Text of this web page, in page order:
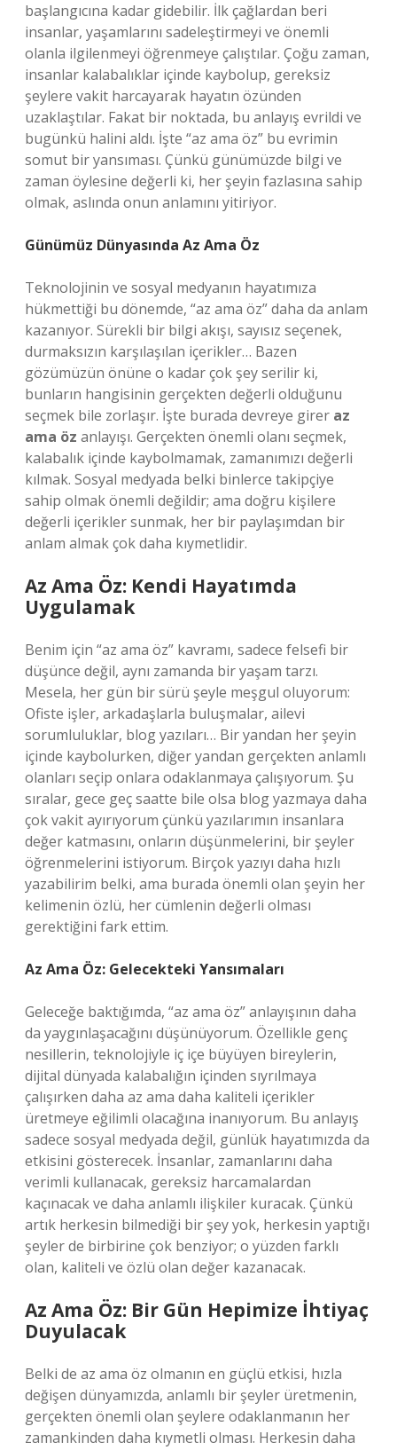
başlangıcına kadar gidebilir. İlk çağlardan beri
insanlar, yaşamlarını sadeleştirmeyi ve önemli
olanla ilgilenmeyi öğrenmeye çalıştılar. Çoğu zaman,
insanlar kalabalıklar içinde kaybolup, gereksiz
şeylere vakit harcayarak hayatın özünden
uzaklaştılar. Fakat bir noktada, bu anlayış evrildi ve
bugünkü halini aldı. İşte “az ama öz” bu evrimin
somut bir yansıması. Çünkü günümüzde bilgi ve
zaman öylesine değerli ki, her şeyin fazlasına sahip
olmak, aslında onun anlamını yitiriyor.
Günümüz Dünyasında Az Ama Öz
Teknolojinin ve sosyal medyanın hayatımıza
hükmettiği bu dönemde, “az ama öz” daha da anlam
kazanıyor. Sürekli bir bilgi akışı, sayısız seçenek,
durmaksızın karşılaşılan içerikler… Bazen
gözümüzün önüne o kadar çok şey serilir ki,
bunların hangisinin gerçekten değerli olduğunu
seçmek bile zorlaşır. İşte burada devreye girer az
ama öz anlayışı. Gerçekten önemli olanı seçmek,
kalabalık içinde kaybolmamak, zamanımızı değerli
kılmak. Sosyal medyada belki binlerce takipçiye
sahip olmak önemli değildir; ama doğru kişilere
değerli içerikler sunmak, her bir paylaşımdan bir
anlam almak çok daha kıymetlidir.
Az Ama Öz: Kendi Hayatımda
Uygulamak
Benim için “az ama öz” kavramı, sadece felsefi bir
düşünce değil, aynı zamanda bir yaşam tarzı.
Mesela, her gün bir sürü şeyle meşgul oluyorum:
Ofiste işler, arkadaşlarla buluşmalar, ailevi
sorumluluklar, blog yazıları… Bir yandan her şeyin
içinde kaybolurken, diğer yandan gerçekten anlamlı
olanları seçip onlara odaklanmaya çalışıyorum. Şu
sıralar, gece geç saatte bile olsa blog yazmaya daha
çok vakit ayırıyorum çünkü yazılarımın insanlara
değer katmasını, onların düşünmelerini, bir şeyler
öğrenmelerini istiyorum. Birçok yazıyı daha hızlı
yazabilirim belki, ama burada önemli olan şeyin her
kelimenin özlü, her cümlenin değerli olması
gerektiğini fark ettim.
Az Ama Öz: Gelecekteki Yansımaları
Geleceğe baktığımda, “az ama öz” anlayışının daha
da yaygınlaşacağını düşünüyorum. Özellikle genç
nesillerin, teknolojiyle iç içe büyüyen bireylerin,
dijital dünyada kalabalığın içinden sıyrılmaya
çalışırken daha az ama daha kaliteli içerikler
üretmeye eğilimli olacağına inanıyorum. Bu anlayış
sadece sosyal medyada değil, günlük hayatımızda da
etkisini gösterecek. İnsanlar, zamanlarını daha
verimli kullanacak, gereksiz harcamalardan
kaçınacak ve daha anlamlı ilişkiler kuracak. Çünkü
artık herkesin bilmediği bir şey yok, herkesin yaptığı
şeyler de birbirine çok benziyor; o yüzden farklı
olan, kaliteli ve özlü olan değer kazanacak.
Az Ama Öz: Bir Gün Hepimize İhtiyaç
Duyulacak
Belki de az ama öz olmanın en güçlü etkisi, hızla
değişen dünyamızda, anlamlı bir şeyler üretmenin,
gerçekten önemli olan şeylere odaklanmanın her
zamankinden daha kıymetli olması. Herkesin daha